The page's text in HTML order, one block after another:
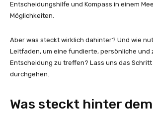
Entscheidungshilfe und Kompass in einem
Möglichkeiten.
Aber was steckt wirklich dahinter? Und wie
Leitfaden, um eine fundierte, persönliche und
Entscheidung zu treffen? Lass uns das
durchgehen.
Was steckt hinter dem